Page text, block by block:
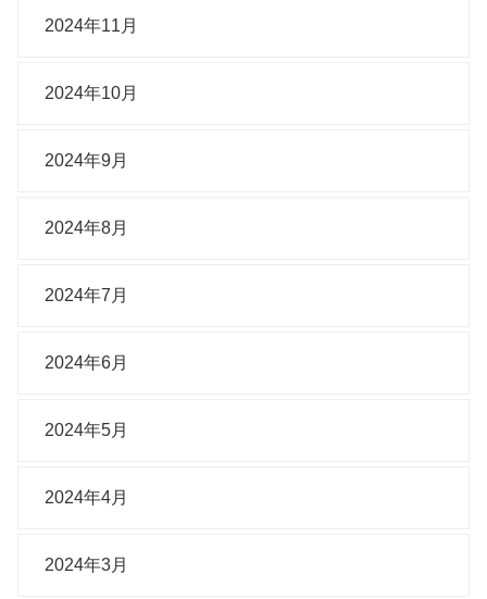
2024年11月
2024年10月
2024年9月
2024年8月
2024年7月
2024年6月
2024年5月
2024年4月
2024年3月